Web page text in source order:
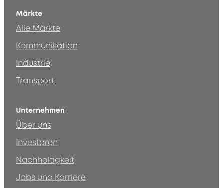
Märkte
Alle Märkte
Kommunikation
Industrie
Transport
Unternehmen
Über uns
Investoren
Nachhaltigkeit
Jobs und Karriere